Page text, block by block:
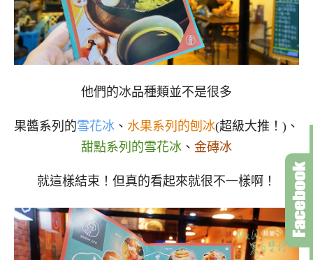
他們的冰品種類並不是很多
果醬系列的雪花冰 、 水果系列的刨冰(超級大推！)、
甜點系列的雪花冰 、 金磚冰
就這樣結束！但真的看起來就很不一樣啊！